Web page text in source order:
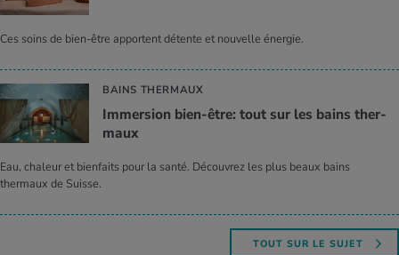
Ces soins de bien-être apportent détente et nouvelle énergie.
BAINS THERMAUX
Immer­sion bien-être: tout sur les bains ther­
maux
Eau, chaleur et bienfaits pour la santé. Découvrez les plus beaux bains
thermaux de Suisse.
TOUT SUR LE SUJET